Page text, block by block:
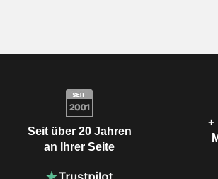
Seit über 20 Jahren
an Ihrer Seite
+